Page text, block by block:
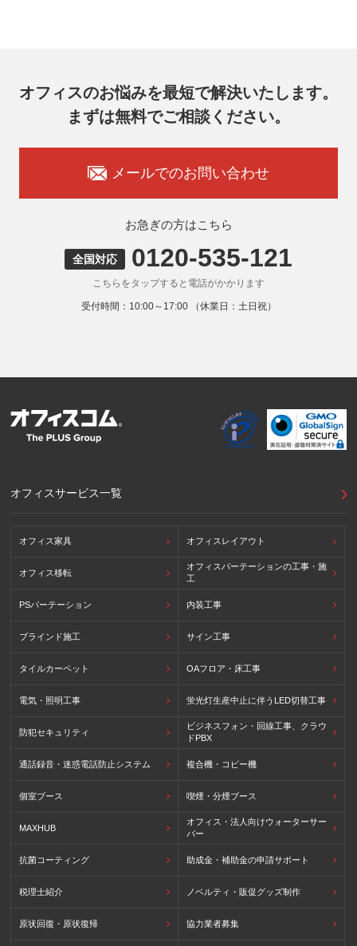
7. 個人情報を提供されることの任意性
お客様がご自身の個人情報を弊社に提供されるか否かはお客
は、適切なサービスをご提供できない場合がありますのでご
弊社ウェブサイトでは、利用者が当ウェブサイトを閲覧した
状況の分析のためにCookieを利用していますが、Cookieによ
る個人情報の取得はしていません。
9. 外国にある第三者への提供
お客様の個人情報を下記海外の個人情報取扱事業者へ提供す
る場合があります。
提供先の所在国の名称：アメリカ（Google LLC）
当該外国における個人情報の保護に関する制度：APECの
外国における個人情報の保護に関する制度等の詳細は以下を
ご確認下さい。
オフィスのお悩みを最短で解決いたします。
まずは無料でご相談ください。
メールでのお問い合わせ
お急ぎの方はこちら
全国対応 0120-535-121
こちらをタップすると電話がかかります
受付時間：10:00～17:00 （休業日：土日祝）
オフィスサービス一覧
オフィス家具 オフィスレイアウト
オフィス移転
オフィスパーテーションの工事・施
工
PSパーテーション 内装工事
ブラインド施工 サイン工事
タイルカーペット OAフロア・床工事
電気・照明工事 蛍光灯生産中止に伴うLED切替工事
防犯セキュリティ
ビジネスフォン・回線工事、クラウ
ドPBX
通話録音・迷惑電話防止システム 複合機・コピー機
個室ブース 喫煙・分煙ブース
MAXHUB
オフィス・法人向けウォーターサー
バー
抗菌コーティング 助成金・補助金の申請サポート
税理士紹介 ノベルティ・販促グッズ制作
原状回復・原状復帰 協力業者募集